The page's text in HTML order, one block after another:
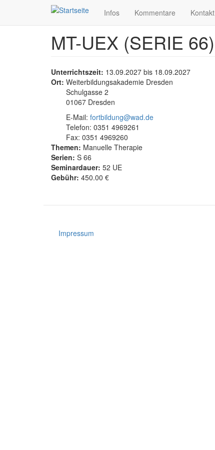
Infos Kommentare Kontakt
MT-UEX (SERIE 66)
Unterrichtszeit: 13.09.2027 bis 18.09.2027
Ort: Weiterbildungsakademie Dresden
Schulgasse 2
01067 Dresden
E-Mail: fortbildung@wad.de
Telefon: 0351 4969261
Fax: 0351 4969260
Themen: Manuelle Therapie
Serien: S 66
Seminardauer: 52 UE
Gebühr: 450.00 €
Impressum